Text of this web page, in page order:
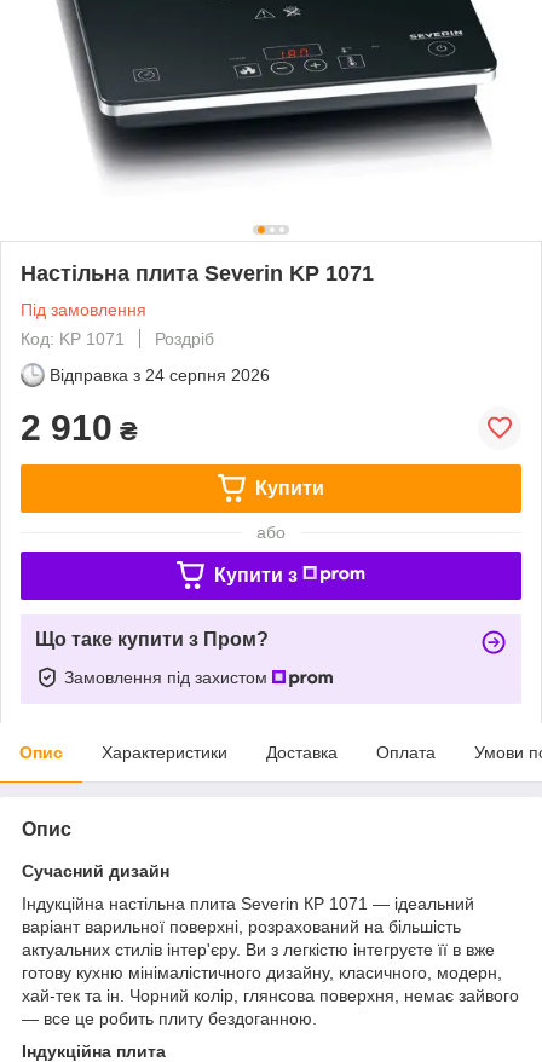
Настільна плита Severin KP 1071
Під замовлення
Код: KP 1071
Роздріб
Відправка з 24 серпня 2026
2 910 ₴
Купити
або
Купити з
Що таке купити з Пром?
Замовлення під захистом
Опис Характеристики Доставка Оплата Умови
Опис
Сучасний дизайн
Індукційна настільна плита Severin КР 1071 — ідеальний
варіант варильної поверхні, розрахований на більшість
актуальних стилів інтер'єру. Ви з легкістю інтегруєте її в вже
готову кухню мінімалістичного дизайну, класичного, модерн,
хай-тек та ін. Чорний колір, глянсова поверхня, немає зайвого
— все це робить плиту бездоганною.
Індукційна плита